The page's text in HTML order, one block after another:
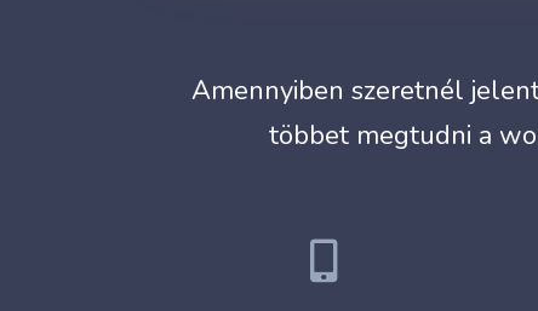
Amennyiben szeretnél
többet megtudni a
